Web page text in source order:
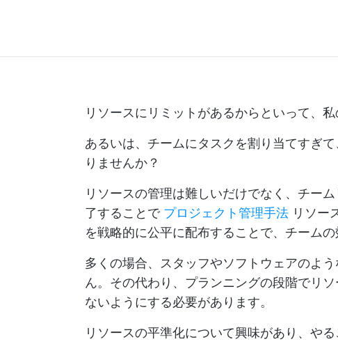
リソースにリミットがあるからといって、
あるいは、チームにタスクを割り当てすぎ
りませんか？
リソースの管理は難しいだけでなく、チー
了することで プロジェクト管理手法 リソー
を戦略的に公平に配布することで、チームの
多くの場合、スタッフやソフトウェアのよ
ん。その代わり、プランニングの段階でリ
ないようにする必要があります。
リソースの平準化について興味があり、や